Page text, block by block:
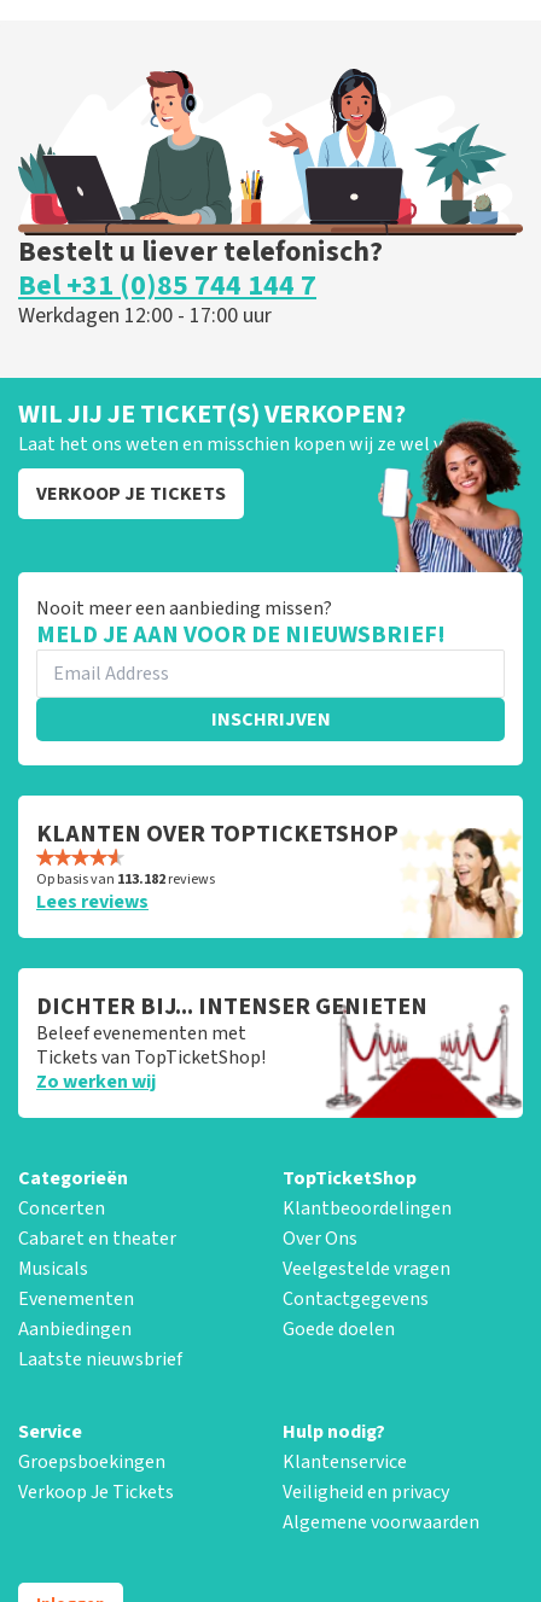
Bestelt u liever telefonisch?
Bel +31 (0)85 744 144 7
Werkdagen 12:00 - 17:00 uur
WIL JIJ JE TICKET(S) VERKOPEN?
Laat het ons weten en misschien kopen wij ze wel van je!
VERKOOP JE TICKETS
Nooit meer een aanbieding missen?
MELD JE AAN VOOR DE NIEUWSBRIEF!
INSCHRIJVEN
KLANTEN OVER TOPTICKETSHOP
Op basis van 113.182reviews
Lees reviews
DICHTER BIJ... INTENSER GENIETEN
Beleef evenementen met
Tickets van TopTicketShop!
Zo werken wij
Categorieën
Concerten
Cabaret en theater
Musicals
Evenementen
Aanbiedingen
Laatste nieuwsbrief
TopTicketShop
Klantbeoordelingen
Over Ons
Veelgestelde vragen
Contactgegevens
Goede doelen
Service
Groepsboekingen
Verkoop Je Tickets
Hulp nodig?
Klantenservice
Veiligheid en privacy
Algemene voorwaarden